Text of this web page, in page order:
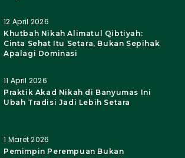
12 April 2026
Khutbah Nikah Alimatul Qibtiyah:
Cinta Sehat Itu Setara, Bukan Sepihak
Apalagi Dominasi
11 April 2026
Praktik Akad Nikah di Banyumas Ini
Ubah Tradisi Jadi Lebih Setara
1 Maret 2026
Pemimpin Perempuan Bukan